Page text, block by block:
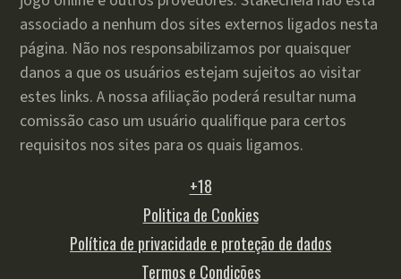
associado a nenhum dos sites externos ligados nesta
página. Não nos responsabilizamos por quaisquer
danos a que os usuários estejam sujeitos ao visitar
estes links. A nossa afiliação poderá resultar numa
comissão caso um usuário qualifique para certos
requisitos nos sites para os quais ligamos.
+18
Politica de Cookies
Política de privacidade e proteção de dados
Termos e Condições